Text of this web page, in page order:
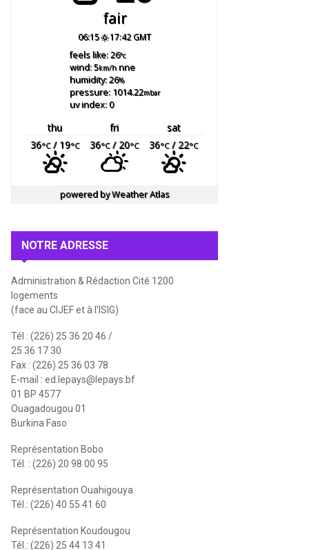
fair
06:15 17:42 GMT
feels like: 26°c
wind: 5km/hnne
humidity: 26%
pressure: 1014.22mbar
uv index: 0
thu fri
sat
36°C/ 19°C 36°C/ 20°C 36°C/ 22°C
powered byWeather Atlas
NOTRE ADRESSE
Administration & Rédaction Cité 1200
logements
(face au CIJEF et à l'ISIG)
Tél : (226) 25 36 20 46 /
25 36 17 30
Fax : (226) 25 36 03 78
E-mail : ed.lepays@lepays.bf
01 BP 4577
Ouagadougou 01
Burkina Faso
Représentation Bobo
Tél. : (226) 20 98 00 95
Représentation Ouahigouya
Tél.: (226) 40 55 41 60
Représentation Koudougou
Tél.: (226) 25 44 13 41